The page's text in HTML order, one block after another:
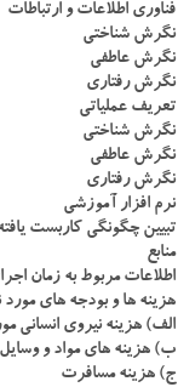
فناوری اطلاعات و ارتباطات
نگرش شناختی
نگرش عاطفی
نگرش رفتاری
تعریف عملیاتی
نگرش شناختی
نگرش عاطفی
نگرش رفتاری
نرم افزار آموزشی
تبیین چگونگی کاربست
منابع
اطلاعات مربوط به زمان
هزینه ها و بودجه های مورد
الف) هزینه نیروی انسانی
ب) هزینه های مواد و وسایل
ج) هزینه مسافرت